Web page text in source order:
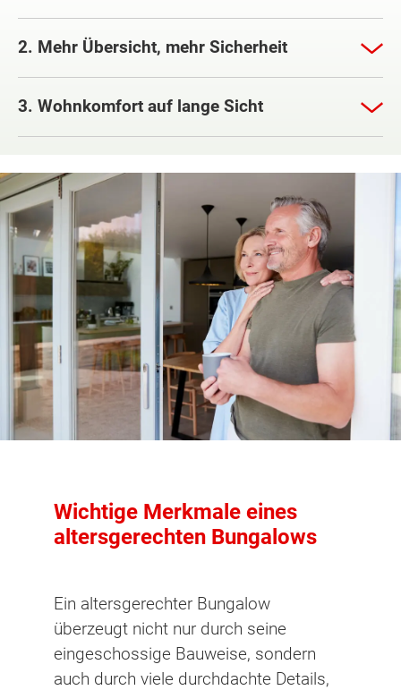
2. Mehr Übersicht, mehr Sicherheit
3. Wohnkomfort auf lange Sicht
Wichtige Merkmale eines
altersgerechten Bungalows
Ein altersgerechter Bungalow
überzeugt nicht nur durch seine
eingeschossige Bauweise, sondern
auch durch viele durchdachte Details,